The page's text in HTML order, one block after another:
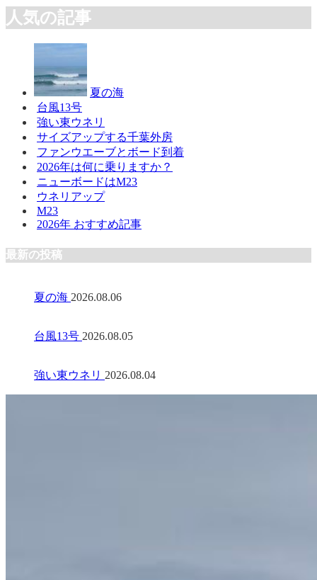
人気の記事
夏の海
台風13号
強い東ウネリ
サイズアップする千葉外房
ファンウエーブとボード到着
2026年は何に乗りますか？
ニューボードはM23
ウネリアップ
M23
2026年 おすすめ記事
最新の投稿
夏の海 2026.08.06
台風13号 2026.08.05
強い東ウネリ 2026.08.04